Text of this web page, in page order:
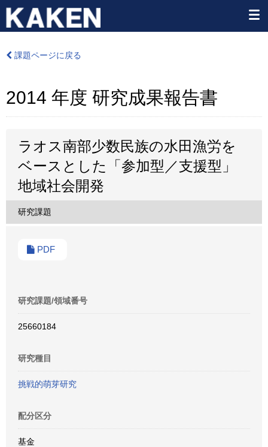
課題ページに戻る
2014 年度 研究成果報告書
ラオス南部少数民族の水田漁労を
ベースとした「参加型／支援型」
地域社会開発
研究課題
PDF
研究課題/領域番号
25660184
研究種目
挑戦的萌芽研究
配分区分
基金